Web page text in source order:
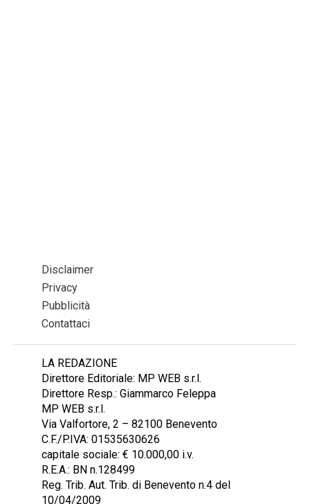
Disclaimer
Privacy
Pubblicità
Contattaci
LA REDAZIONE
Direttore Editoriale: MP WEB s.r.l.
Direttore Resp.: Giammarco Feleppa
MP WEB s.r.l.
Via Valfortore, 2 – 82100 Benevento
C.F./P.IVA: 01535630626
capitale sociale: € 10.000,00 i.v.
R.E.A.: BN n.128499
Reg. Trib. Aut. Trib. di Benevento n.4 del
10/04/2009